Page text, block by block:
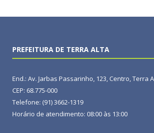
PREFEITURA DE TERRA ALTA
End.: Av. Jarbas Passarinho, 123, Centro, Terra
CEP: 68.775-000
Telefone: (91) 3662-1319
Horário de atendimento: 08:00 às 13:00